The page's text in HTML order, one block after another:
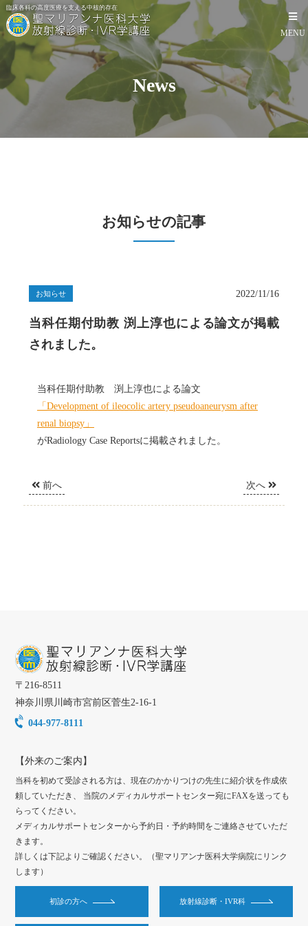
臨床各科の高度医療を支える中核的存在
MENU
News
お知らせの記事
当科任期付助教 渕上淳也による論文が掲載
されました。
お知らせ 2022/11/16
当科任期付助教 渕上淳也による論文
「Development of ileocolic artery pseudoaneurysm after
renal biopsy」
がRadiology Case Reportsに掲載されました。
前へ 次へ
〒 216-8511
神奈川県 川崎市宮前区菅生2-16-1
044-977-8111
【外来のご案内】
当科を初めて受診される方は、現在のかかりつけの先生に紹介状を作成依
頼していただき、 当院のメディカルサポートセンター宛にFAXを送っても
らってください。
メディカルサポートセンターから予約日・予約時間をご連絡させていただ
きます。
詳しくは下記よりご確認ください。（聖マリアンナ医科大学病院にリンク
します）
初診の方へ 放射線診断・IVR科
HOME
見学・医局員募集